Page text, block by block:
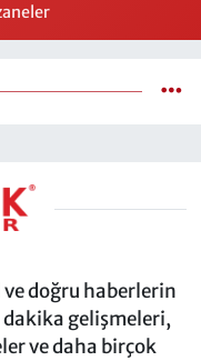
doğru haberlerin
gelişmeleri,
ve daha birçok